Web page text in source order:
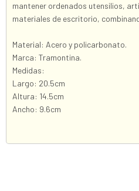
mantener ordenados utensilios,
materiales de escritorio,
Material: Acero y policarbonato.
Marca: Tramontina.
Medidas:
Largo: 20.5cm
Altura: 14.5cm
Ancho: 9.6cm